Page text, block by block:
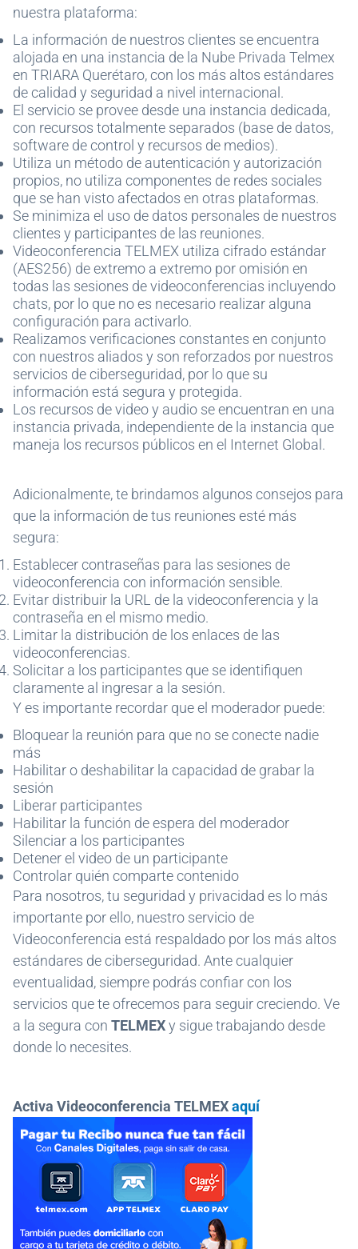
nuestra plataforma:
La información de nuestros clientes se encuentra
alojada en una instancia de la Nube Privada Telmex
en TRIARA Querétaro, con los más altos estándares
de calidad y seguridad a nivel internacional.
El servicio se provee desde una instancia dedicada,
con recursos totalmente separados (base de datos,
software de control y recursos de medios).
Utiliza un método de autenticación y autorización
propios, no utiliza componentes de redes sociales
que se han visto afectados en otras plataformas.
Se minimiza el uso de datos personales de nuestros
clientes y participantes de las reuniones.
Videoconferencia TELMEX utiliza cifrado estándar
(AES256) de extremo a extremo por omisión en
todas las sesiones de videoconferencias incluyendo
chats, por lo que no es necesario realizar alguna
configuración para activarlo.
Realizamos verificaciones constantes en conjunto
con nuestros aliados y son reforzados por nuestros
servicios de ciberseguridad, por lo que su
información está segura y protegida.
Los recursos de video y audio se encuentran en una
instancia privada, independiente de la instancia que
maneja los recursos públicos en el Internet Global.
Adicionalmente, te brindamos algunos consejos para
que la información de tus reuniones esté más
segura:
Establecer contraseñas para las sesiones de
videoconferencia con información sensible.
Evitar distribuir la URL de la videoconferencia y la
contraseña en el mismo medio.
Limitar la distribución de los enlaces de las
videoconferencias.
Solicitar a los participantes que se identifiquen
claramente al ingresar a la sesión.
Y es importante recordar que el moderador puede:
Bloquear la reunión para que no se conecte nadie
más
Habilitar o deshabilitar la capacidad de grabar la
sesión
Liberar participantes
Habilitar la función de espera del moderador
Silenciar a los participantes
Detener el video de un participante
Controlar quién comparte contenido
Para nosotros, tu seguridad y privacidad es lo más
importante por ello, nuestro servicio de
Videoconferencia está respaldado por los más altos
estándares de ciberseguridad. Ante cualquier
eventualidad, siempre podrás confiar con los
servicios que te ofrecemos para seguir creciendo. Ve
a la segura con TELMEXy sigue trabajando desde
donde lo necesites.
Activa Videoconferencia TELMEXaquí